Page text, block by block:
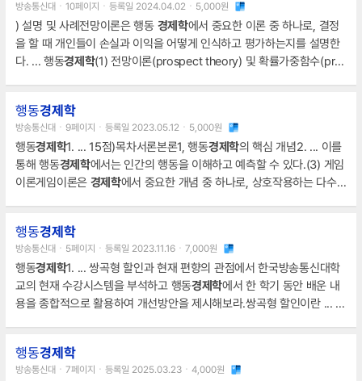
방송통신대ㆍ10페이지ㆍ등록일 2024.04.02ㆍ5,000원
) 설명 및 사례전망이론은 행동 경제학에서 중요한 이론 중 하나로, 결정
을 할 때 개인들이 손실과 이익을 어떻게 인식하고 평가하는지를 설명한
다. ... 행동경제학(1) 전망이론(prospect theory) 및 확률가중함수(pro
경제학에서 개발된 이론으로, 개인들이 선택을 할 때 그 결과에 대한 손실
과 이득을 다르게 인식하고 평가한다는 가정에 기반한다.
행동경제학
방송통신대ㆍ9페이지ㆍ등록일 2023.05.12ㆍ5,000원
행동경제학1. ... 15점)목차서론본론1, 행동경제학의 핵심 개념2. ... 이를
통해 행동경제학에서는 인간의 행동을 이해하고 예측할 수 있다.(3) 게임
이론게임이론은 경제학에서 중요한 개념 중 하나로, 상호작용하는 다수의
행동경제학
방송통신대ㆍ5페이지ㆍ등록일 2023.11.16ㆍ7,000원
행동경제학1. ... 쌍곡형 할인과 현재 편향의 관점에서 한국방송통신대학
교의 현재 수강시스템을 부석하고 행동경제학에서 한 학기 동안 배운 내
용을 종합적으로 활용하여 개선방안을 제시해보라.쌍곡형 할인이란 ... 예
에 해당된다.행동
행동경제학
방송통신대ㆍ7페이지ㆍ등록일 2025.03.23ㆍ4,000원